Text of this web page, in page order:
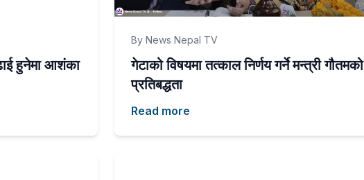
हुनेमा आशंका
By News Nepal TV
गेटाको विषयमा तत्काल निर्णय गर्ने मन्त्री गौतमको
प्रतिबद्धता
Read more